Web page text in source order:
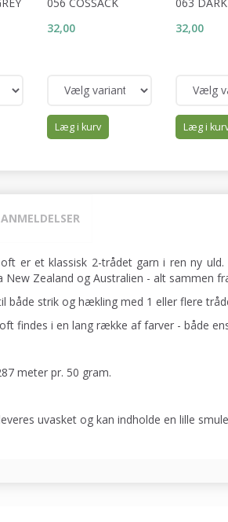
32,00
Læg i kurv
32,00
Læg i
ANMELDELSER
er et klassisk 2-trådet garn i ren ny
New Zealand og Australien - alt sammen
både strik og hækling med 1 eller flere
findes i en lang række af farver - både
meter pr. 50 gram.
uvasket og kan indholde en lille